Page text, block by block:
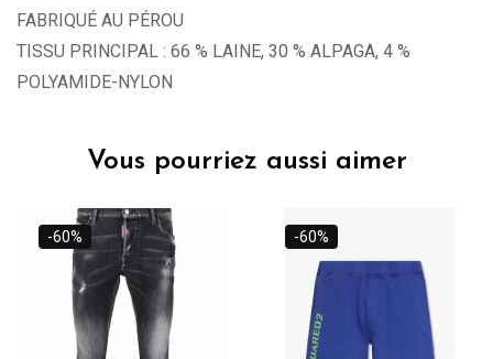
FABRIQUÉ AU PÉROU
TISSU PRINCIPAL : 66 % LAINE, 30 % ALPAGA, 4 %
POLYAMIDE-NYLON
Vous pourriez aussi aimer
-60% -60%